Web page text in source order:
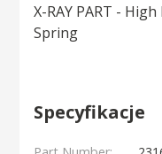
X-RAY PART -
Spring
Specyfikacje